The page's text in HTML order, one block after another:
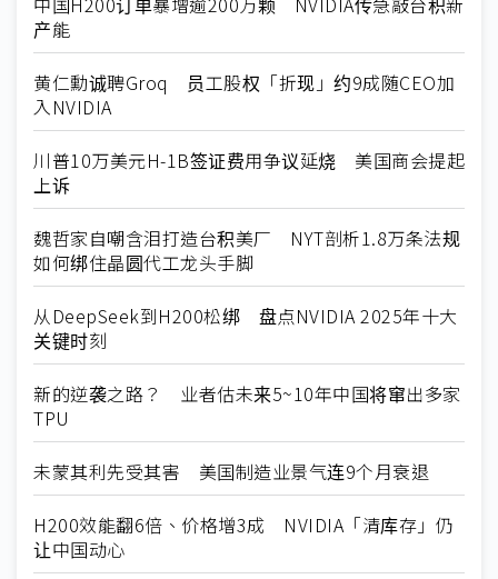
产能
黄仁勳诚聘Groq 员工股权「折现」约9成随CEO加
入NVIDIA
川普10万美元H-1B签证费用争议延烧 美国商会提起
上诉
魏哲家自嘲含泪打造台积美厂 NYT剖析1.8万条法规
如何绑住晶圆代工龙头手脚
从DeepSeek到H200松绑 盘点NVIDIA 2025年十大
关键时刻
新的逆袭之路？ 业者估未来5~10年中国将窜出多家
TPU
未蒙其利先受其害 美国制造业景气连9个月衰退
H200效能翻6倍、价格增3成 NVIDIA「清库存」仍
让中国动心